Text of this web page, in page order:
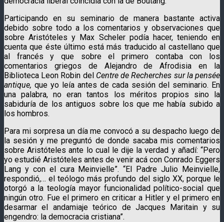
Participando en su seminario de manera bastante activa
debido sobre todo a los comentarios y observaciones que
sobre Aristóteles y Max Scheler podía hacer, teniendo en
cuenta que éste último está más traducido al castellano que
al francés y que sobre el primero contaba con los
comentarios griegos de Alejandro de Afrodisia en la
Biblioteca Leon Robin del Centre de Recherches sur la pensée
antique, que yo leía antes de cada sesión del seminario. En
una palabra, no eran tantos los méritos propios sino la
sabiduría de los antiguos sobre los que me había subido a
los hombros.
Para mi sorpresa un día me convocó a su despacho luego de
la sesión y me preguntó de donde sacaba mis comentarios
sobre Aristóteles ante lo cual le dije la verdad y añadí: “Pero
yo estudié Aristóteles antes de venir acá con Conrado Eggers
Lang y con el cura Meinvielle”. “El Padre Julio Meinvielle,
respondió,… el teólogo más profundo del siglo XX, porque le
otorgó a la teología mayor funcionalidad político-social que
ningún otro. Fue el primero en criticar a Hitler y el primero en
desarmar el andamiaje teórico de Jacques Maritain y su
engendro: la democracia cristiana”.